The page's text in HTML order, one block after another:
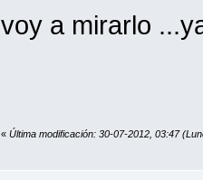
voy a mirarlo
« Última modificación: 30-07-2012, 03:47